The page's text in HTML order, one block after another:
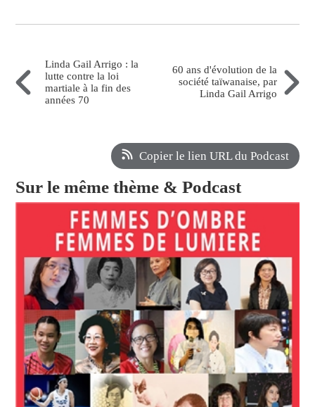
Linda Gail Arrigo : la
lutte contre la loi
martiale à la fin des
années 70
60 ans d'évolution de la
société taïwanaise, par
Linda Gail Arrigo
Copier le lien URL du Podcast
Sur le même thème & Podcast